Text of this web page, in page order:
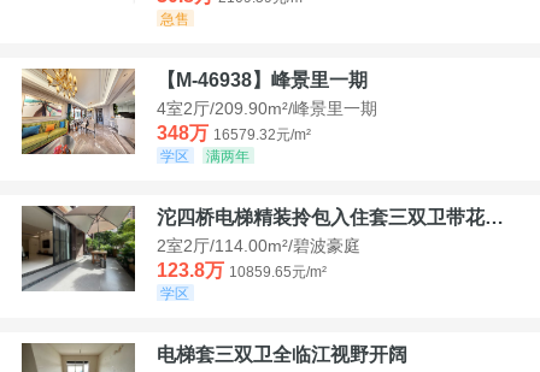
急售
【M-46938】峰景里一期
4室2厅/209.90m²/峰景里一期
348万 16579.32元/m²
学区
满两年
沱四桥电梯精装拎包入住套三双卫带花园40平米带车位
2室2厅/114.00m²/碧波豪庭
123.8万 10859.65元/m²
学区
电梯套三双卫全临江视野开阔